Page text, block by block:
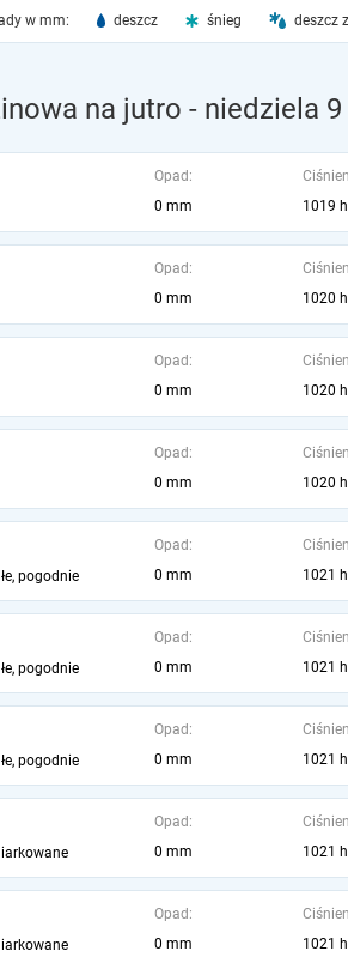
w mm: deszcz śnieg deszcz
na jutro - niedziela
Opad:
0 mm
1019
Opad:
0 mm
1020
Opad:
0 mm
1020
Opad:
0 mm
1020
pogodnie
Opad:
0 mm
1021
pogodnie
Opad:
0 mm
1021
pogodnie
Opad:
0 mm
1021
Opad:
0 mm
1021
Opad:
0 mm
1021